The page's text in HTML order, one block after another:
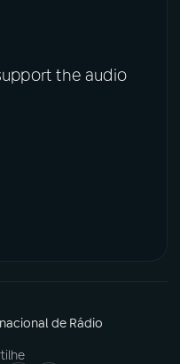
the audio
de Rádio